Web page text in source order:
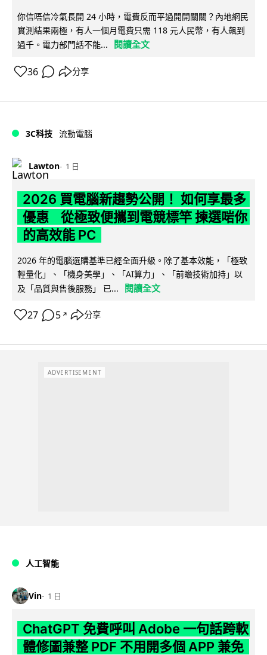
你信唔信冷氣長開 24 小時，電費反而平過開開關關？內地網民
實測結果兩極，有人一個月電費只需 118 元人民幣，有人飆到
過千。電力部門話不能...
閱讀全文
36 分享
3C科技 流動電腦
Lawton 1 日
2026 買電腦新趨勢公開！ 如何享最多
優惠 從極致便攜到電競標竿 揀選啱你
的高效能 PC
2026 年的電腦選購基準已經全面升級。除了基本效能，「極致
輕量化」、「機身美學」、「AI算力」、「前瞻技術加持」以
及「品質與售後服務」 已...
閱讀全文
27 5 ↗ 分享
ADVERTISEMENT
人工智能
Vin 1 日
ChatGPT 免費呼叫 Adobe 一句話跨軟
體修圖兼整 PDF 不用開多個 APP 兼免